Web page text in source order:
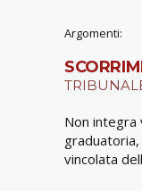
Argomenti:
Non integra
vincolata